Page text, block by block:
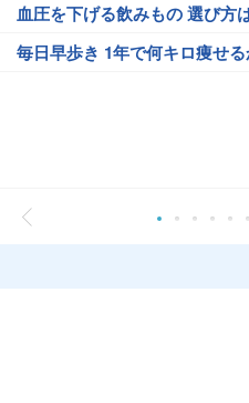
血圧を下げる飲みもの 選び方
毎日早歩き 1年で何キロ痩せ